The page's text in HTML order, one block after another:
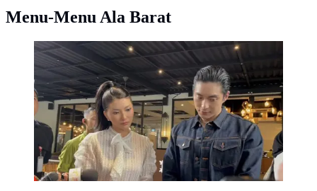
Menu-Menu Ala Barat
Pertemuan Sarwendah dan Giorgio Antonio makin
intens. Kini publik kian penasaran dengan rencana
keduanya di masa depan. Apa kata mereka?